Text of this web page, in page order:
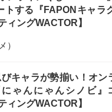
トする『FAPONキャラ
ィングWACTOR】
）
キャラが勢揃い！オ
ゃんにゃんシノビ』
ィングWACTOR】